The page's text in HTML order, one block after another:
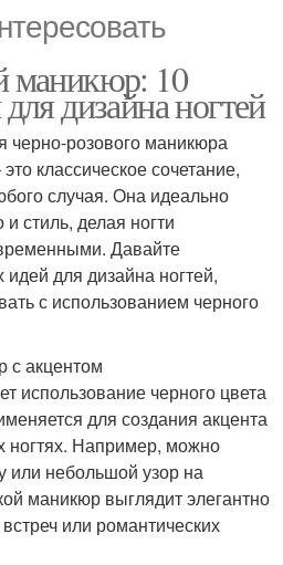
маникюр: 10
дизайна ногтей
черно-розового маникюра
классическое сочетание,
случая. Она идеально
стиль, делая ногти
Давайте
для дизайна ногтей,
с использованием черного
с акцентом
использование черного цвета
для создания акцента
ногтях. Например, можно
или небольшой узор на
маникюр выглядит элегантно
или романтических